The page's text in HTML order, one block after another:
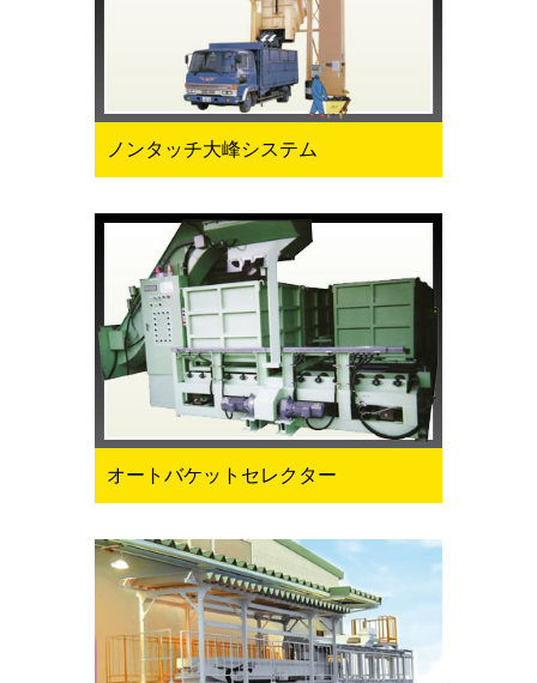
ノンタッチ大峰システム
オートバケットセレクター